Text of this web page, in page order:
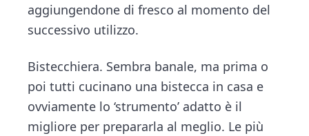
aggiungendone di fresco al momento del
successivo utilizzo.
Bistecchiera. Sembra banale, ma prima o
poi tutti cucinano una bistecca in casa e
ovviamente lo ‘strumento’ adatto è il
migliore per prepararla al meglio. Le più